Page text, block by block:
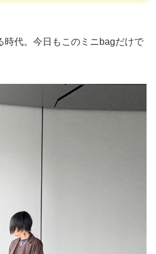
時代。今日もこのミニbagだけで